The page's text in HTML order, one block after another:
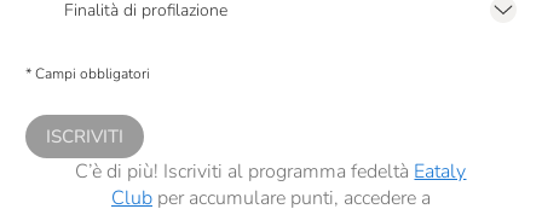
Finalità di profilazione
comunicazioni commerciali personalizzate, in caso di consenso prestato ai
* Campi obbligatori
ISCRIVITI
C’è di più! Iscriviti al programma fedeltà Eataly
Clubper accumulare punti, accedere a